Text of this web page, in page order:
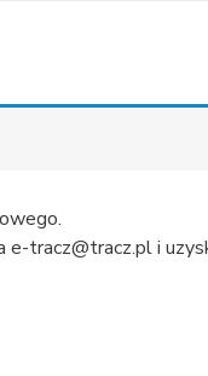
tracz@tracz.pl i